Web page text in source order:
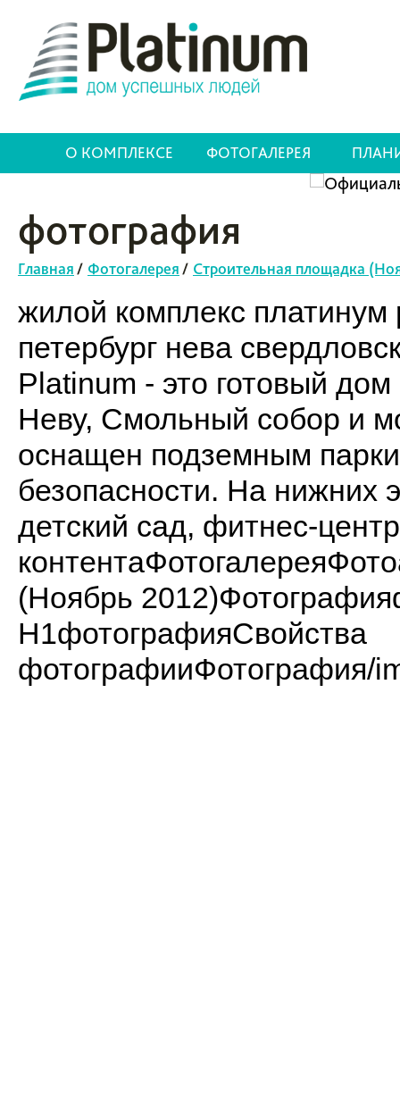
О КОМПЛЕКСЕ ФОТОГАЛЕРЕЯ
фотография
Главная / Фотогалерея / Строительная площадка
жилой комплекс платинум
петербург нева
Platinum - это готовый
Неву, Смольный собор и
оснащен подземным
безопасности. На нижних
детский сад, фитнес-
(Ноябрь
H1фотографияСвойства
фотографииФотография/